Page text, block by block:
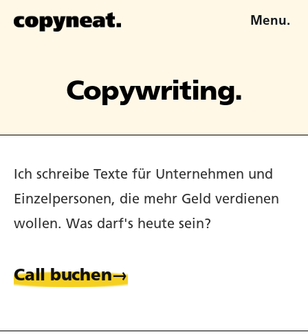
Menu.
Copywriting.
Ich schreibe Texte für Unternehmen und
Einzelpersonen, die mehr Geld verdienen
wollen. Was darf's heute sein?
Call buchen